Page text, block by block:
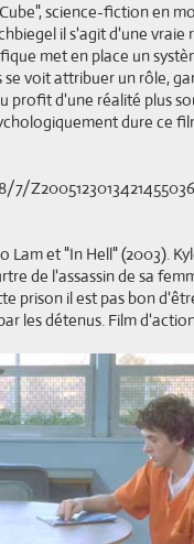
science-fiction en
il s'agit d'une
met en place un
voit attribuer un rôle,
profit d'une réalité plus
dure ce
Lam et "In Hell" (2003).
de l'assassin de sa
prison il est pas bon
les détenus. Film